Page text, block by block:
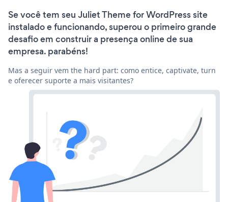
Se você tem seu Juliet Theme for WordPress site
instalado e funcionando, superou o primeiro grande
desafio em construir a presença online de sua
empresa. parabéns!
Mas a seguir vem the hard part: como entice, captivate, turn
e oferecer suporte a mais visitantes?